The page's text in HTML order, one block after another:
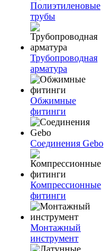
Полиэтиленовые
трубы
Трубопроводная
арматура
Обжимные
фитинги
Соединения Gebo
Компрессионные
фитинги
Монтажный
инструмент